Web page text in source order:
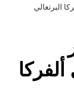
البرتغالي